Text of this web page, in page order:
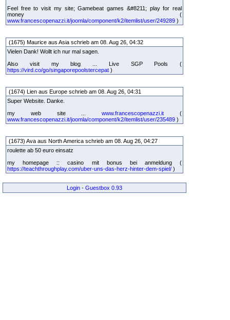
Feel free to visit my site; Gamebeat games &#8211; play for real
money (
www.francescopenazzi.it/joomla/component/k2/itemlist/user/249289 )
(1675) Maurice aus Asia schrieb am 08. Aug 26, 04:32
Vielen Dank! Wollt ich nur mal sagen.
Also visit my blog ... Live SGP Pools (
https://vird.co/go/singaporepoolstercepat )
(1674) Lien aus Europe schrieb am 08. Aug 26, 04:31
Super Website. Danke.
my web site ...www.francescopenazzi.it (
www.francescopenazzi.it/joomla/component/k2/itemlist/user/235489 )
(1673) Ava aus North America schrieb am 08. Aug 26, 04:27
roulette ab 50 euro einsatz
my homepage :: casino mit bonus bei anmeldung (
https://teachthroughplay.com/uber-uns-das-herz-hinter-dem-spiel/ )
Login - Guestbox 0.93